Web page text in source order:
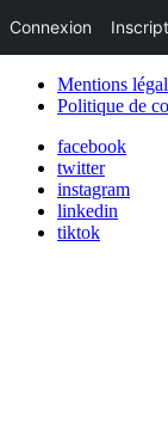
Mentions
Politique de
facebook
twitter
instagram
linkedin
tiktok
Connexion